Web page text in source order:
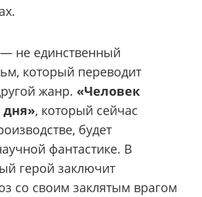
— не единственный
который переводит
жанр. «Человек
дня», который сейчас
будет
фантастике. В
герой заключит
со своим заклятым врагом